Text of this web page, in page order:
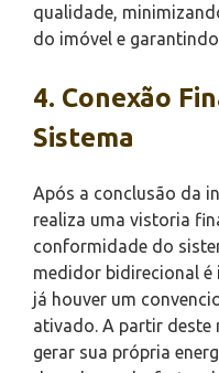
qualidade,
do imóvel e
4. Conexão
Sistema
Após a conclusão da
realiza uma vistoria
conformidade do
medidor bidirecional
já houver um
ativado. A partir deste
gerar sua própria